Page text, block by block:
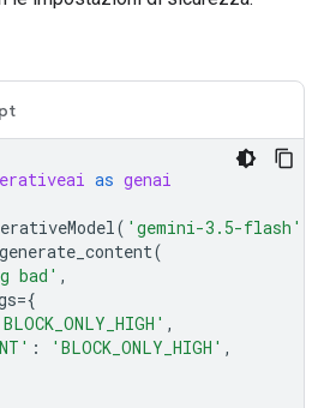
as genai
( 'gemini-3.5-flash'
generate_content(
bad' ,
={
,
: 'BLOCK_ONLY_HIGH' ,